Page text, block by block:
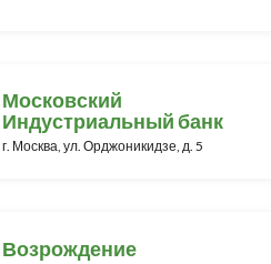
Московский
Индустриальный банк
г. Москва, ул. Орджоникидзе, д. 5
Возрождение